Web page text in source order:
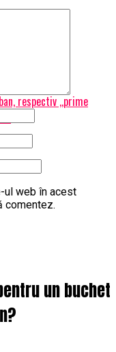
respectiv ,,prime
ul web în acest
comentez.
un buchet